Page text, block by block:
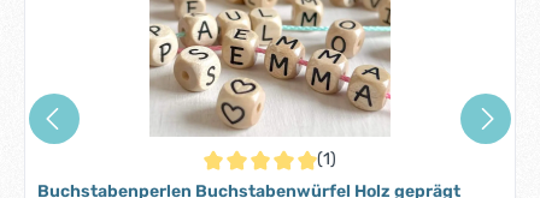
Durchschnittliche Bewertung von 5 von 5
(1)
Buchstabenperlen Buchstabenwürfel Holz geprägt